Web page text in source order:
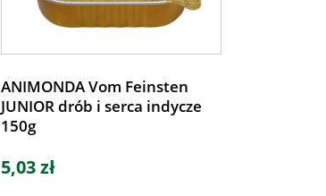
ANIMONDA Vom Feinsten
JUNIOR drób i serca indycze
150g
5,03 zł